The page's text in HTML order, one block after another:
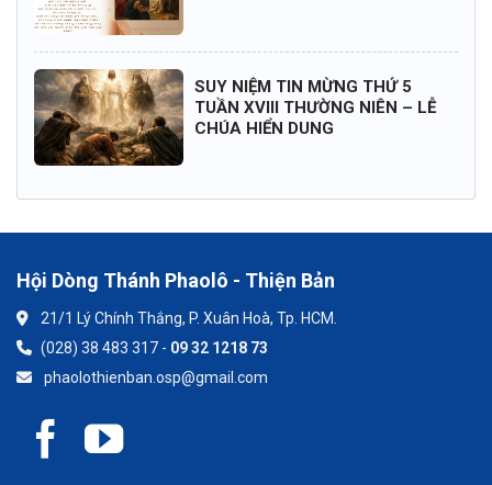
SUY NIỆM TIN MỪNG THỨ 5
TUẦN XVIII THƯỜNG NIÊN – LỄ
CHÚA HIỂN DUNG
Hội Dòng Thánh Phaolô - Thiện Bản
21/1 Lý Chính Thắng, P. Xuân Hoà, Tp. HCM.
(028) 38 483 317 - 09 32 1218 73
phaolothienban.osp@gmail.com